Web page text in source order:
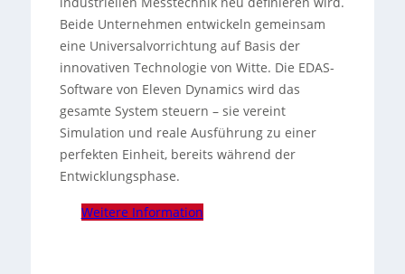
Beide Unternehmen entwickeln gemeinsam
eine Universalvorrichtung auf Basis der
innovativen Technologie von Witte. Die EDAS-
Software von Eleven Dynamics wird das
gesamte System steuern – sie vereint
Simulation und reale Ausführung zu einer
perfekten Einheit, bereits während der
Entwicklungsphase.
Weitere Information